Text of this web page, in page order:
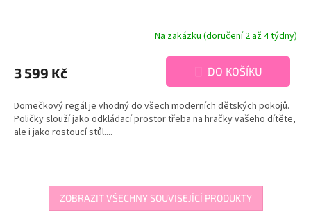
Na zakázku (doručení 2 až 4 týdny)
3 599 Kč DO KOŠÍKU
Domečkový regál je vhodný do všech moderních dětských pokojů.
Poličky slouží jako odkládací prostor třeba na hračky vašeho dítěte,
ale i jako rostoucí stůl....
ZOBRAZIT VŠECHNY SOUVISEJÍCÍ PRODUKTY